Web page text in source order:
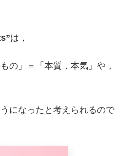
は，
の」＝「本質，本気」や，
になったと考えられるので